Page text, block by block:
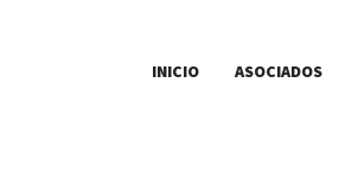
INICIO ASOCIADOS